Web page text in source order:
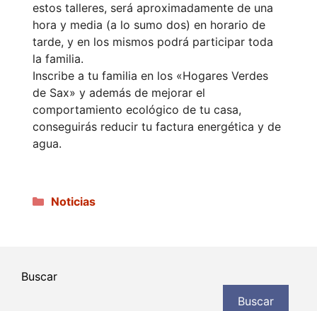
estos talleres, será aproximadamente de una
hora y media (a lo sumo dos) en horario de
tarde, y en los mismos podrá participar toda
la familia.
Inscribe a tu familia en los «Hogares Verdes
de Sax» y además de mejorar el
comportamiento ecológico de tu casa,
conseguirás reducir tu factura energética y de
agua.
Categorías
Noticias
Buscar
Buscar